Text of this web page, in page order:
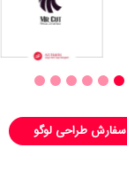
سفارش طراحی لوگو